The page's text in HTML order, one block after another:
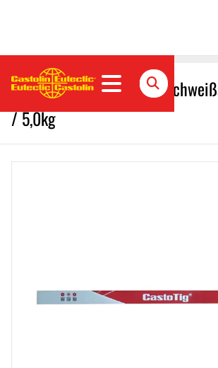
CastoWig 45355 W WIG-
/ 5,0kg